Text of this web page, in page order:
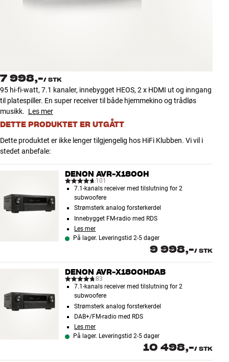
Tilbehør
NYHETER
TILBUD
Finn Butikk
Kundeservice
7 998,-/ STK
95 hi-fi-watt, 7.1 kanaler, innebygget HEOS, 2 x HDMI ut og inngang
til platespiller. En super receiver til både hjemmekino og trådløs
musikk. Les mer
DETTE PRODUKTET ER UTGÅTT
Dette produktet er ikke lenger tilgjengelig hos HiFi Klubben. Vi vil i
stedet anbefale:
DENON AVR-X1800H
101
7.1-kanals receiver med tilslutning for 2
subwoofere
Strømsterk analog forsterkerdel
Innebygget FM-radio med RDS
Les mer
På lager. Leveringstid 2-5 dager
9 998,-/ STK
DENON AVR-X1800HDAB
83
7.1-kanals receiver med tilslutning for 2
subwoofere
Strømsterk analog forsterkerdel
DAB+/FM-radio med RDS
Les mer
På lager. Leveringstid 2-5 dager
10 498,-/ STK